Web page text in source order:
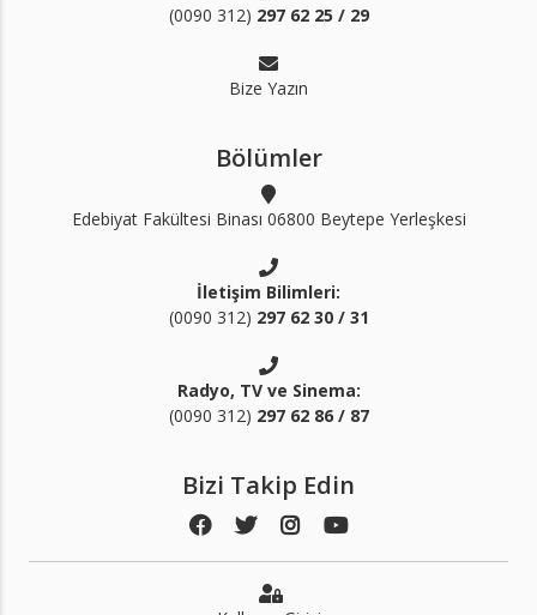
(0090 312) 297 62 25 / 29
Bize Yazın
Bölümler
Edebiyat Fakültesi Binası 06800 Beytepe Yerleşkesi
İletişim Bilimleri:
(0090 312) 297 62 30 / 31
Radyo, TV ve Sinema:
(0090 312) 297 62 86 / 87
Bizi Takip Edin